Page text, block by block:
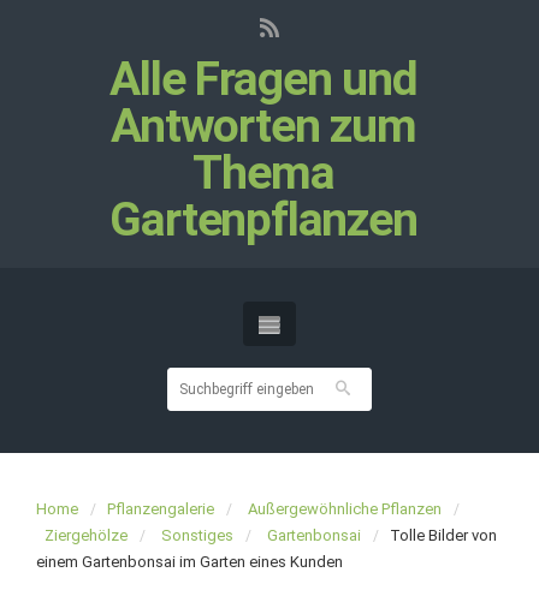
Alle Fragen und
Antworten zum
Thema
Gartenpflanzen
Home Pflanzengalerie
Außergewöhnliche Pflanzen
Ziergehölze
Sonstiges Gartenbonsai
Tolle Bilder von
einem Gartenbonsai im Garten eines Kunden